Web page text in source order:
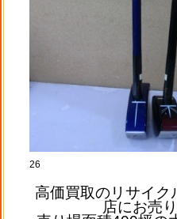
26
高価買取のリサイク
店にお売